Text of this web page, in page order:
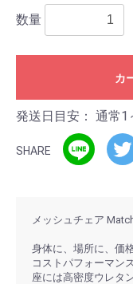
数量
カ
発送日目安： 通常1
SHARE
メッシュチェア
身体に、場所に、価
コストパフォーマン
座には高密度ウレタ